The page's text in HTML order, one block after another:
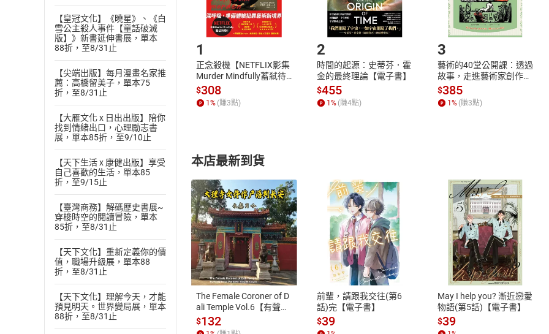
【皇冠文化】《曉星》、《白
雪公主殺人事件【童話破滅
版】》新書延伸書展，單本
88折，至8/31止
【尖端出版】每月漫畫名家推
薦：高橋留美子，單本75
折，至8/31止
【大雁文化 x 日出出版】陪你
找到情緒出口，心理勵志書
展，單本85折，至9/10止
【天下生活 x 康健出版】享受
自己喜歡的生活，單本85
折，至9/15止
【臺灣商務】解碼歷史書展~
穿梭時空的閱讀冒險，單本
85折，至8/31止
【天下文化】重新定義你的價
值，職場升級展，單本88
折，至8/31止
【天下文化】理解今天，才能
預見明天。世界變局展，單本
88折，至8/31止
Step1.選擇閱讀載具 Step2.登入
付款方式
ATM轉帳、信用卡、LINE PAY、AFTEE
退換貨規範
本店是否提供消費者保護法七日猶
之權利，遽消費者保護法及通訊交
除權合理例外情事適用準則，依商
質各有不同規定。詳細退換貨說明
1
正念殺機【NETFLIX影集
Murder Mindfully蓄弒待
發】【電子書】
$308
1 % (賺3點)
2
時間的起源：史蒂芬．霍
金的最終理論【電子書】
$455
1 % (賺4點)
3
藝術的40堂公開課：透過
故事，走進藝術家創作現
場，看藝術如何誕生、如
何形塑人類生活【電子
書】
$385
1 % (賺3點)
本店最新到貨
The Female Coroner of D
ali Temple Vol.6【有聲
書】
$132
前輩，請跟我交往(第6
話)完【電子書】
$39
May I help you? 漸近戀愛
物語(第5話)【電子書】
$39